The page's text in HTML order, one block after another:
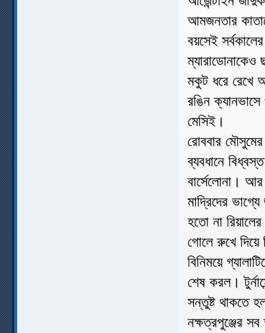
আমজনতার
বয়সেই
ম্যারাডোনাকেও
মকুট ধরে রেখে
রঙিন
মেসিই।
রোববার
ব্যবধানে
বার্সেলোনা। আর
মাদ্রিদের
হতো না
গোলে রুখে
বিনিময়ে
শেষ করল।
সন্তুষ্ট থাকতে
নক্ষত্রপুঞ্জের